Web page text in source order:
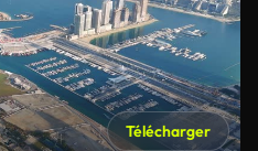
Télécharger